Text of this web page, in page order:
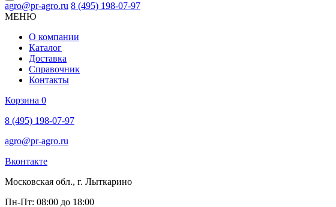
agro@pr-agro.ru 8 (495) 198-07-97
МЕНЮ
О компании
Каталог
Доставка
Справочник
Контакты
Корзина 0
8 (495) 198-07-97
agro@pr-agro.ru
Вконтакте
Московская обл., г. Лыткарино
Пн-Пт: 08:00 до 18:00